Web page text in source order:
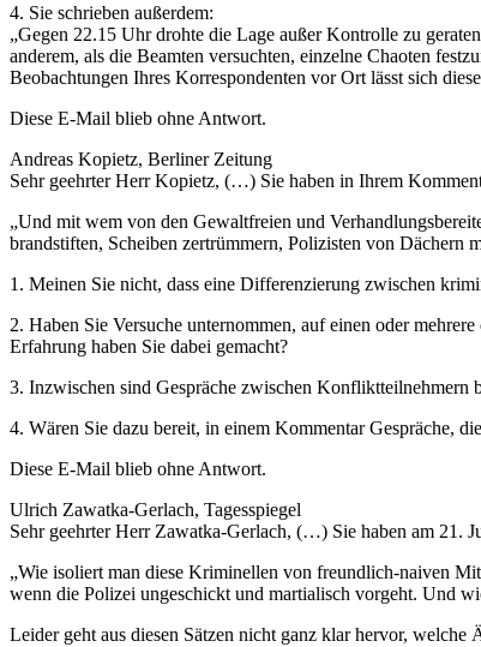
4. Sie schrieben außerdem:
„Gegen 22.15 Uhr drohte die Lage außer Kontrolle zu
anderem, als die Beamten versuchten, einzelne Chaoten
Beobachtungen Ihres Korrespondenten vor Ort lässt sich
Diese E-Mail blieb ohne Antwort.
Andreas Kopietz, Berliner Zeitung
Sehr geehrter Herr Kopietz, (…) Sie haben in Ihrem
„Und mit wem von den Gewaltfreien und
brandstiften, Scheiben zertrümmern, Polizisten von Dächern
1. Meinen Sie nicht, dass eine Differenzierung zwischen
2. Haben Sie Versuche unternommen, auf einen oder
Erfahrung haben Sie dabei gemacht?
3. Inzwischen sind Gespräche zwischen Konfliktteilnehmern
4. Wären Sie dazu bereit, in einem Kommentar Gespräche,
Diese E-Mail blieb ohne Antwort.
Ulrich Zawatka-Gerlach, Tagesspiegel
Sehr geehrter Herr Zawatka-Gerlach, (…) Sie haben am 21.
„Wie isoliert man diese Kriminellen von freundlich-naiven
wenn die Polizei ungeschickt und martialisch vorgeht. Und
Leider geht aus diesen Sätzen nicht ganz klar hervor,